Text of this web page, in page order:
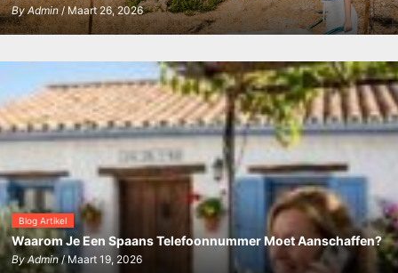
ByAdmin/ Maart 26, 2026
Blog Artikel
Waarom Je Een Spaans Telefoonnummer Moet Aanschaffen?
By Admin/ Maart 19, 2026